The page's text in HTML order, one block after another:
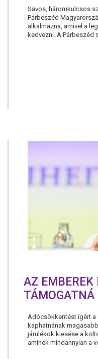
Sávos, háromkulcsos
Párbeszéd
alkalmazna, amivel a
kedvezni. A Párbeszéd
AZ
TÁMOGATNÁ
Adócsökkentést ígért
kaphatnának
járulékok kiesése a
aminek mindannyian a